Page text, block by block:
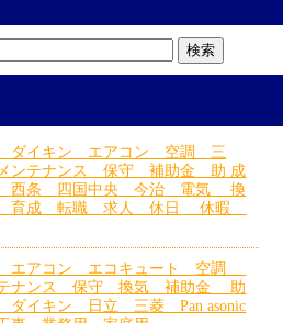
ダイキン エアコン 空調 三
テナンス 保守 補助金 助 成
西条 四国中央 今治 電気 換
育成 転職 求人 休日 休暇
エアコン エコキュート 空調
ナンス 保守 換気 補助金 助
イキン 日立 三菱 Pan asonic